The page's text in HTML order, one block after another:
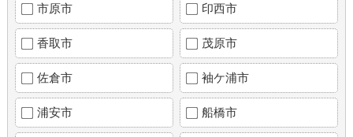
市原市 印西市
香取市 茂原市
佐倉市 袖ケ浦市
浦安市 船橋市